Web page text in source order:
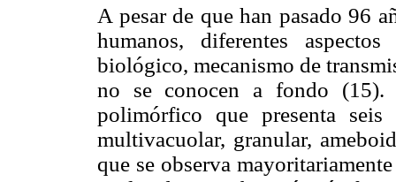
A pesar de que han pasado 96
humanos, diferentes
biológico, mecanismo de
no se conocen a fondo
polimórfico que presenta seis
multivacuolar, granular,
que se observa